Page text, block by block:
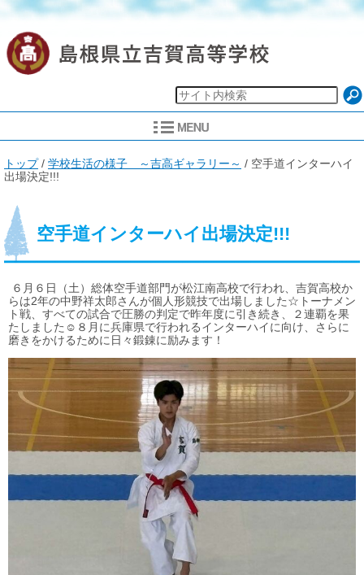
現
在
置：
トップ/ 学校生活の様子 ～吉高ギャラリー～ / 空手道インターハイ
出場決定!!!
空手道インターハイ出場決定!!!
６月６日（土）総体空手道部門が松江南高校で行われ、吉賀高校か
らは2年の中野祥太郎さんが個人形競技で出場しました☆トーナメン
ト戦、すべての試合で圧勝の判定で昨年度に引き続き、２連覇を果
たしました☺８月に兵庫県で行われるインターハイに向け、さらに
磨きをかけるために日々鍛錬に励みます！